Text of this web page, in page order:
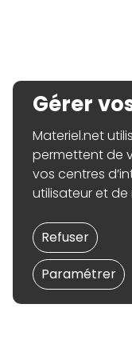
Gérer
Materiel.net
permettent de
vos centres
utilisateur et de
Paramétrer
Refuser